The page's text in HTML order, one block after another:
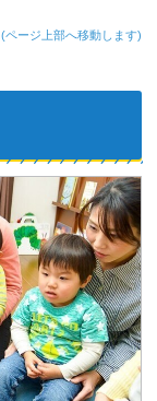
(ページ上部へ移動します)